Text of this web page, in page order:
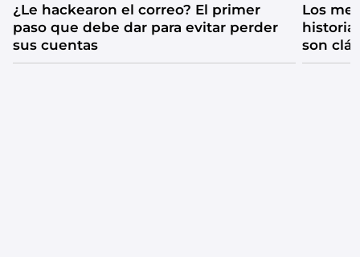
¿Le hackearon el correo? El primer
paso que debe dar para evitar perder
sus cuentas
Los
historia
son